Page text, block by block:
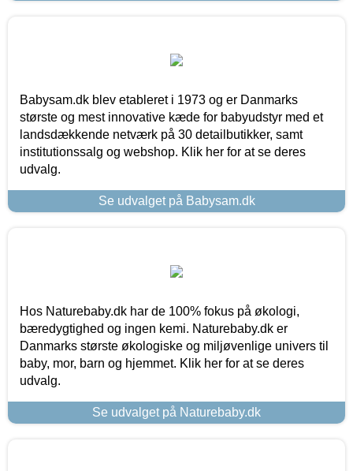
Babysam.dk blev etableret i 1973 og er Danmarks
største og mest innovative kæde for babyudstyr med et
landsdækkende netværk på 30 detailbutikker, samt
institutionssalg og webshop. Klik her for at se deres
udvalg.
Se udvalget på Babysam.dk
Hos Naturebaby.dk har de 100% fokus på økologi,
bæredygtighed og ingen kemi. Naturebaby.dk er
Danmarks største økologiske og miljøvenlige univers til
baby, mor, barn og hjemmet. Klik her for at se deres
udvalg.
Se udvalget på Naturebaby.dk